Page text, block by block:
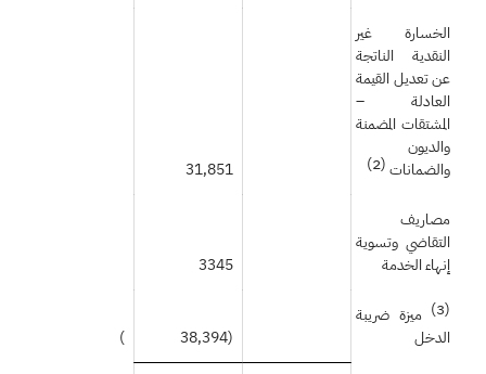
الخسارة غير
النقدية الناتجة
عن تعديل القيمة
العادلة –
المشتقات المضمنة
والديون
والضمانات(2)
31,851
مصاريف
التقاضي وتسوية
إنهاء الخدمة
3345
(3) ميزة ضريبة
الدخل
(38,394
)